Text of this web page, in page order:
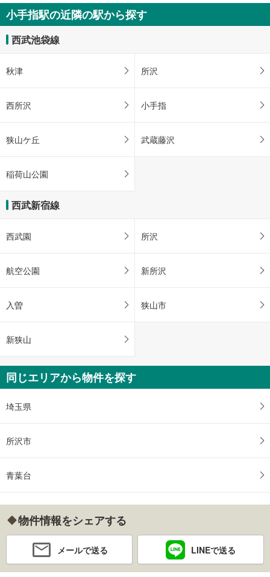
小手指駅の近隣の駅から探す
西武池袋線
秋津 所沢
西所沢 小手指
狭山ケ丘 武蔵藤沢
稲荷山公園
西武新宿線
西武園 所沢
航空公園 新所沢
入曽 狭山市
新狭山
同じエリアから物件を探す
埼玉県
所沢市
青葉台
物件情報をシェアする
メールで送る LINEで送る